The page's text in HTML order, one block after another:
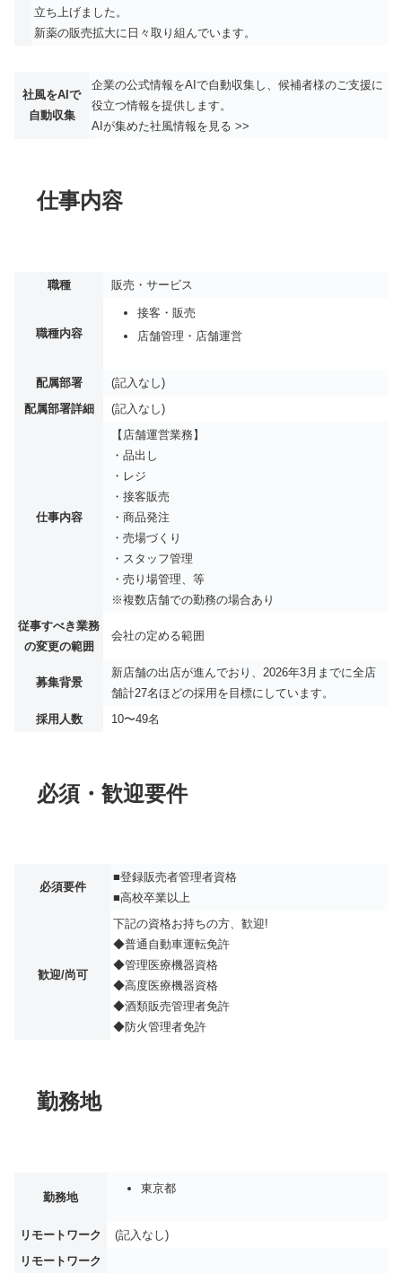
立ち上げました。
新薬の販売拡大に日々取り組んでいます。
社風をAIで
自動収集
企業の公式情報をAIで自動収集し、候補者様のご支援に
役立つ情報を提供します。
AIが集めた社風情報を見る >>
仕事内容
職種 販売・サービス
職種内容
接客・販売
店舗管理・店舗運営
配属部署
(記入なし)
配属部署詳細
(記入なし)
仕事内容
【店舗運営業務】
・品出し
・レジ
・接客販売
・商品発注
・売場づくり
・スタッフ管理
・売り場管理、等
※複数店舗での勤務の場合あり
従事すべき業務
の変更の範囲
会社の定める範囲
募集背景
新店舗の出店が進んでおり、2026年3月までに全店
舗計27名ほどの採用を目標にしています。
採用人数
10〜49名
必須・歓迎要件
必須要件
■登録販売者管理者資格
■高校卒業以上
歓迎/尚可
下記の資格お持ちの方、歓迎!
◆普通自動車運転免許
◆管理医療機器資格
◆高度医療機器資格
◆酒類販売管理者免許
◆防火管理者免許
勤務地
勤務地
東京都
リモートワーク
(記入なし)
リモートワーク